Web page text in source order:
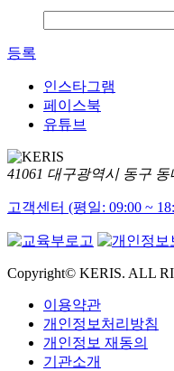
등록
인스타그램
페이스북
유튜브
41061 대구광역시 동구
고객센터 (평일: 09:00 ~
Copyright© KERIS. ALL
이용약관
개인정보처리방침
개인정보 재동의
기관소개